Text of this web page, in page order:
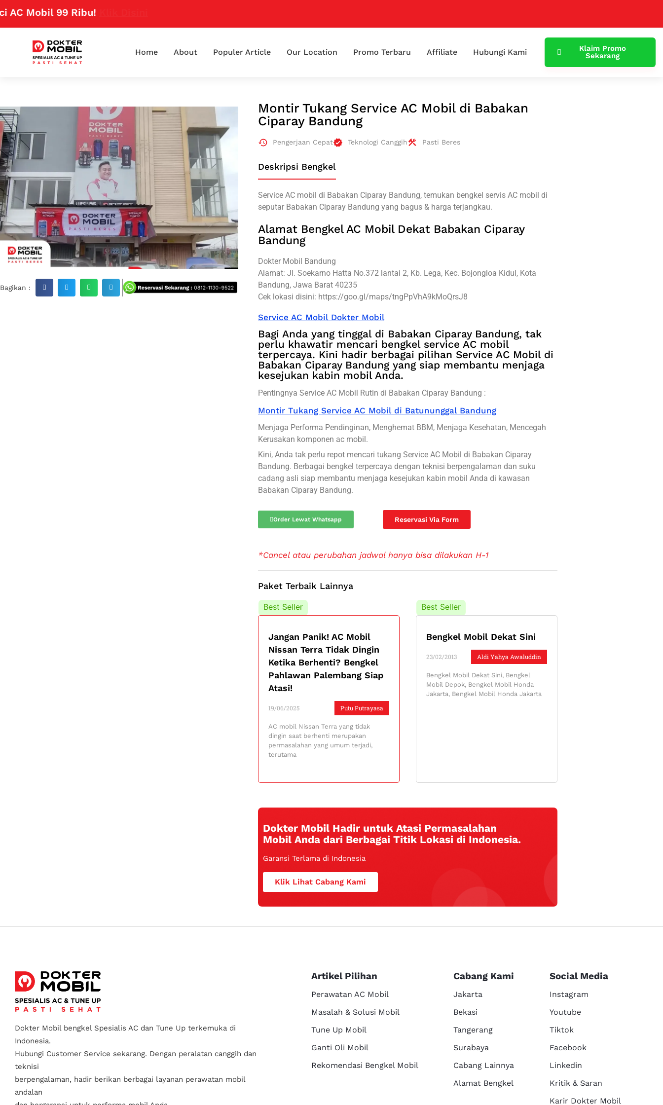
Mobil 99 Ribu!Klik Disini
Home About Populer Article Our Location Promo Terbaru Affiliate Hubungi Kami
Klaim Promo
Sekarang
Bagikan :
Montir Tukang Service AC Mobil di Babakan
Ciparay Bandung
Pengerjaan Cepat Teknologi Canggih Pasti Beres
Deskripsi Bengkel
Service AC mobil di Babakan Ciparay Bandung, temukan bengkel servis AC mobil di
seputar Babakan Ciparay Bandung yang bagus & harga terjangkau.
Alamat Bengkel AC Mobil Dekat Babakan Ciparay
Bandung
Dokter Mobil Bandung
Alamat: Jl. Soekarno Hatta No.372 lantai 2, Kb. Lega, Kec. Bojongloa Kidul, Kota
Bandung, Jawa Barat 40235
Cek lokasi disini: https://goo.gl/maps/tngPpVhA9kMoQrsJ8
Service AC Mobil Dokter Mobil
Bagi Anda yang tinggal di Babakan Ciparay Bandung, tak
perlu khawatir mencari bengkel service AC mobil
terpercaya. Kini hadir berbagai pilihan Service AC Mobil di
Babakan Ciparay Bandung yang siap membantu menjaga
kesejukan kabin mobil Anda.
Pentingnya Service AC Mobil Rutin di Babakan Ciparay Bandung :
Montir Tukang Service AC Mobil di Batununggal Bandung
Menjaga Performa Pendinginan, Menghemat BBM, Menjaga Kesehatan, Mencegah
Kerusakan komponen ac mobil.
Kini, Anda tak perlu repot mencari tukang Service AC Mobil di Babakan Ciparay
Bandung. Berbagai bengkel terpercaya dengan teknisi berpengalaman dan suku
cadang asli siap membantu menjaga kesejukan kabin mobil Anda di kawasan
Babakan Ciparay Bandung.
Order Lewat Whatsapp Reservasi Via Form
*Cancel atau perubahan jadwal hanya bisa dilakukan H-1
Paket Terbaik Lainnya
Best Seller
Jangan Panik! AC Mobil
Nissan Terra Tidak Dingin
Ketika Berhenti? Bengkel
Pahlawan Palembang Siap
Atasi!
Putu Putrayasa
19/06/2025
AC mobil Nissan Terra yang tidak
dingin saat berhenti merupakan
permasalahan yang umum terjadi,
terutama
Best Seller
Bengkel Mobil Dekat Sini
Aldi Yahya Awaluddin
23/02/2013
Bengkel Mobil Dekat Sini, Bengkel
Mobil Depok, Bengkel Mobil Honda
Jakarta, Bengkel Mobil Honda Jakarta
Dokter Mobil Hadir untuk Atasi Permasalahan
Mobil Anda dari Berbagai Titik Lokasi di Indonesia.
Garansi Terlama di Indonesia
Klik Lihat Cabang Kami
Dokter Mobil bengkel Spesialis AC dan Tune Up terkemuka di
Indonesia.
Hubungi Customer Service sekarang. Dengan peralatan canggih dan
teknisi
berpengalaman, hadir berikan berbagai layanan perawatan mobil
andalan
Artikel Pilihan
Perawatan AC Mobil
Masalah & Solusi Mobil
Tune Up Mobil
Ganti Oli Mobil
Rekomendasi Bengkel Mobil
Cabang Kami
Jakarta
Bekasi
Tangerang
Surabaya
Cabang Lainnya
Alamat Bengkel
Social Media
Instagram
Youtube
Tiktok
Facebook
Linkedin
Kritik & Saran
Karir Dokter Mobil